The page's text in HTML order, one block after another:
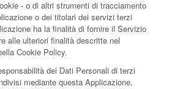
- o di altri strumenti di tracciamento
o dei titolari dei servizi terzi
ha la finalità di fornire il Servizio
alle ulteriori finalità descritte nel
Cookie Policy.
dei Dati Personali di terzi
mediante questa Applicazione.